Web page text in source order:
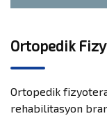
Ortopedik
Ortopedik
rehabilitasyon